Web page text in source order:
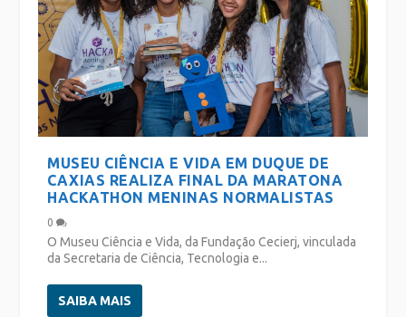
MUSEU CIÊNCIA E VIDA EM DUQUE DE
CAXIAS REALIZA FINAL DA MARATONA
HACKATHON MENINAS NORMALISTAS
0
O Museu Ciência e Vida, da Fundação Cecierj, vinculada
da Secretaria de Ciência, Tecnologia e...
SAIBA MAIS